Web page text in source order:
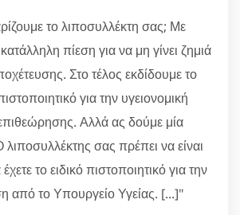
το λιποσυλλέκτη σας; Με
πίεση για να μη γίνει ζημιά
Στο τέλος εκδίδουμε το
για την υγειονομική
Αλλά ας δούμε μία
σας πρέπει να είναι
το ειδικό πιστοποιητικό για την
από το Υπουργείο Υγείας. [...]"